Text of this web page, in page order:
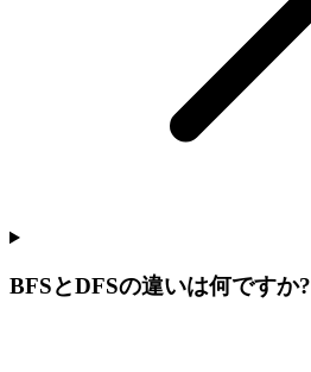
BFSとDFSの違いは何ですか?